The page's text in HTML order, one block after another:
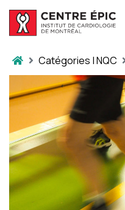
Catégories | NQC